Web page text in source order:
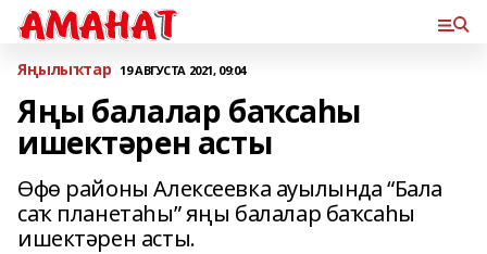
Яңылыҡтар 19 АВГУСТА 2021, 09:04
Яңы балалар баҡсаһы
ишектәрен асты
Өфө районы Алексеевка ауылында “Бала
саҡ планетаһы” яңы балалар баҡсаһы
ишектәрен асты.